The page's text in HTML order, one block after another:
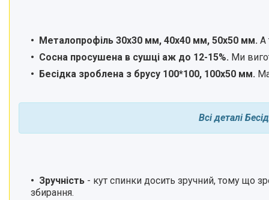
Металопрофіль 30х30 мм, 40х40 мм, 50х50 мм. А
Сосна просушена в сушці аж до 12-15%. Ми
Бесідка зроблена з брусу 100*100, 100x50 мм.
Всі деталі
Зручність - кут спинки досить зручний, тому що
збирання.